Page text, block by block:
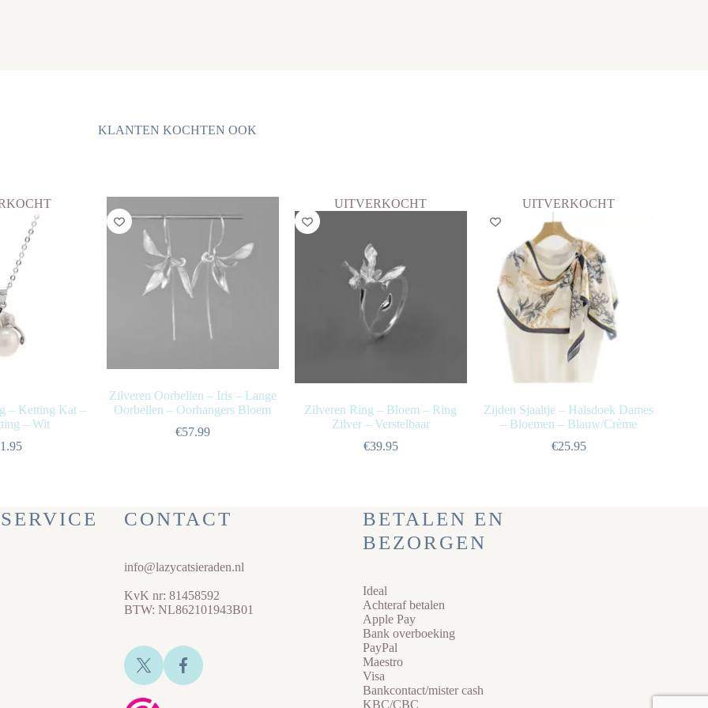
KLANTEN KOCHTEN OOK
– Ketting Kat –
– Wit
Zilveren Oorbellen – Iris – Lange
Oorbellen – Oorhangers Bloem
€57.99
UITVERKOCHT
Zilveren Ring – Bloem – Ring
Zilver – Verstelbaar
€39.95
UITVERKOCHT
Zijden Sjaaltje – Halsdoek Dames
– Bloemen – Blauw/Crème
€25.95
CONTACT
info@lazycatsieraden.nl
KvK nr: 81458592
BTW: NL862101943B01
BETALEN EN
BEZORGEN
Ideal
Achteraf betalen
Apple Pay
Bank overboeking
PayPal
Maestro
Visa
Bankcontact/mister cash
KBC/CBC